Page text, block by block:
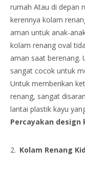
rumah Atau di depan
kerennya kolam
aman untuk anak-
kolam renang oval
aman saat berenang.
sangat cocok untuk
Untuk memberikan
renang, sangat
lantai plastik kayu
Percayakan design
Kolam Renang